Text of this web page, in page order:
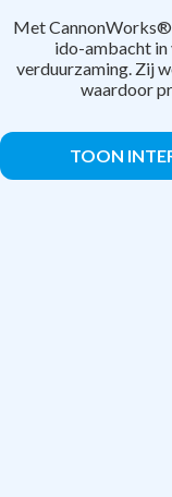
Met CannonWorks®
ido-ambacht in
verduurzaming. Zij
waardoor
TOON